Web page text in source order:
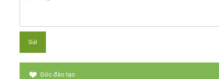
Góc đào tạo